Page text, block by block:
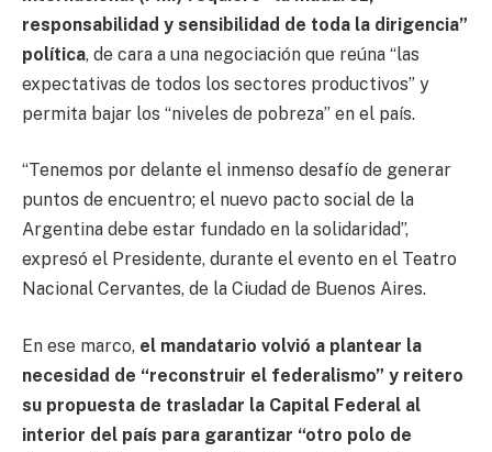
responsabilidad y sensibilidad de toda la dirigencia”
política, de cara a una negociación que reúna “las
expectativas de todos los sectores productivos” y
permita bajar los “niveles de pobreza” en el país.
“Tenemos por delante el inmenso desafío de generar
puntos de encuentro; el nuevo pacto social de la
Argentina debe estar fundado en la solidaridad”,
expresó el Presidente, durante el evento en el Teatro
Nacional Cervantes, de la Ciudad de Buenos Aires.
En ese marco, el mandatario volvió a plantear la
necesidad de “reconstruir el federalismo” y reitero
su propuesta de trasladar la Capital Federal al
interior del país para garantizar “otro polo de